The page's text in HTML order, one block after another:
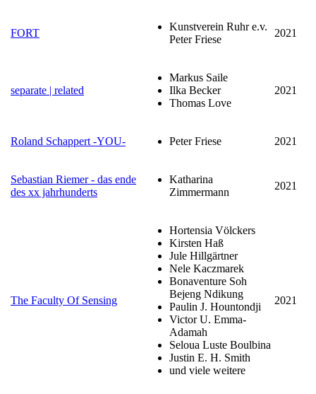
FORT
Kunstverein Ruhr e.v.
Peter Friese
2021
separate | related
Markus Saile
Ilka Becker
Thomas Love
2021
Roland Schappert -YOU- Peter Friese 2021
Sebastian Riemer - das ende
des xx jahrhunderts
Katharina
Zimmermann
2021
The Faculty Of Sensing
Hortensia Völckers
Kirsten Haß
Jule Hillgärtner
Nele Kaczmarek
Bonaventure Soh
Bejeng Ndikung
Paulin J. Hountondji
Victor U. Emma-
Adamah
Seloua Luste Boulbina
Justin E. H. Smith
und viele weitere
2021